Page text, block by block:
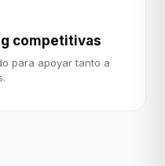
competitivas
para apoyar tanto a